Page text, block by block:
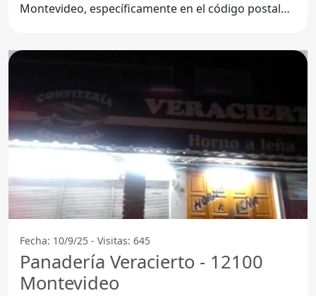
Montevideo, específicamente en el código postal
Fecha: 10/9/25 - Visitas: 645
Panadería Veracierto - 12100
Montevideo